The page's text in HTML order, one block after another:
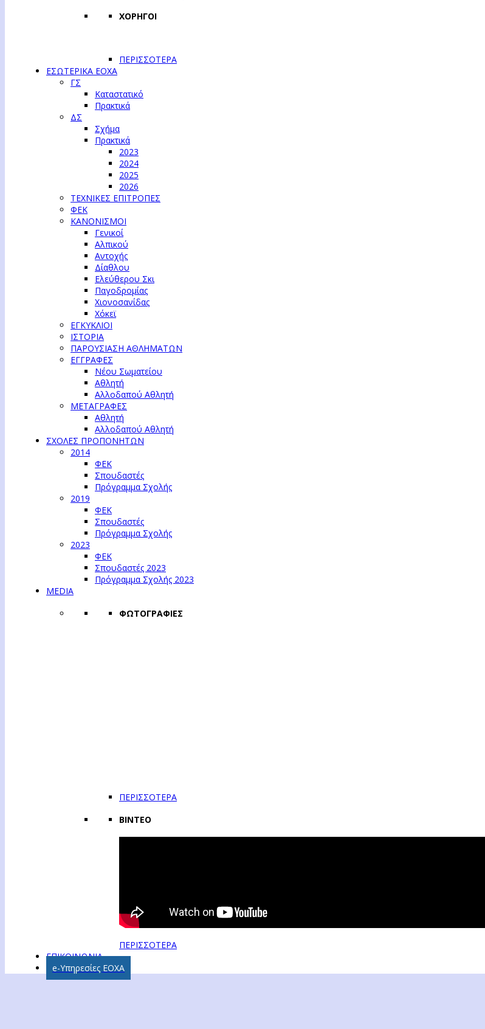
ΧΟΡΗΓΟΙ
ΠΕΡΙΣΣΟΤΕΡΑ
ΕΣΩΤΕΡΙΚΑ ΕΟΧΑ
ΓΣ
Καταστατικό
Πρακτικά
ΔΣ
Σχήμα
Πρακτικά
2023
2024
2025
2026
ΤΕΧΝΙΚΕΣ ΕΠΙΤΡΟΠΕΣ
ΦΕΚ
ΚΑΝΟΝΙΣΜΟΙ
Γενικοί
Αλπικού
Αντοχής
Δίαθλου
Ελεύθερου Σκι
Παγοδρομίας
Χιονοσανίδας
Χόκεϊ
ΕΓΚΥΚΛΙΟΙ
ΙΣΤΟΡΙΑ
ΠΑΡΟΥΣΙΑΣΗ ΑΘΛΗΜΑΤΩΝ
ΕΓΓΡΑΦΕΣ
Νέου Σωματείου
Αθλητή
Αλλοδαπού Αθλητή
ΜΕΤΑΓΡΑΦΕΣ
Αθλητή
Αλλοδαπού Αθλητή
ΣΧΟΛΕΣ ΠΡΟΠΟΝΗΤΩΝ
2014
ΦΕΚ
Σπουδαστές
Πρόγραμμα Σχολής
2019
ΦΕΚ
Σπουδαστές
Πρόγραμμα Σχολής
2023
ΦΕΚ
Σπουδαστές 2023
Πρόγραμμα Σχολής 2023
MEDIA
ΦΩΤΟΓΡΑΦΙΕΣ
ΠΕΡΙΣΣΟΤΕΡΑ
ΒΙΝΤΕΟ
ΠΕΡΙΣΣΟΤΕΡΑ
ΕΠΙΚΟΙΝΩΝΙΑ
e-Υπηρεσίες ΕΟΧΑ